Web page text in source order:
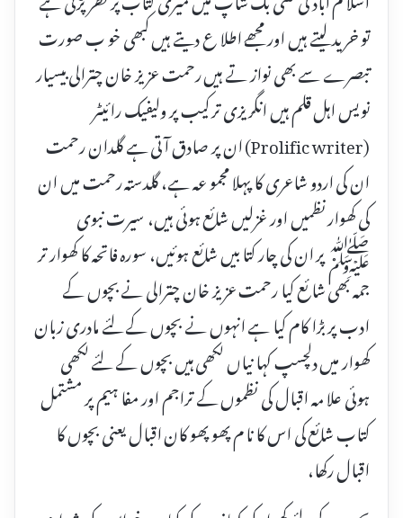
تو خرید لیتے ہیں اور مجھے اطلا ع دیتے ہیں کبھی خو ب صورت
تبصرے سے بھی نواز تے ہیں رحمت عزیز خان چترالی بیسیار
نویس اہل قلم ہیں انگریزی تر کیب پر ولیفیک رائیٹر
(Prolific writer) ان پر صادق آتی ہے گلدان رحمت
ان کی اردو شاعری کا پہلا مجمو عہ ہے، گلدستہ رحمت میں ان
کی کھوار نظمیں اور غزلیں شائع ہوئی ہیں، سیرت نبوی
ﷺ پر ان کی چار کتا بیں شائع ہوئیں، سورہ فاتحہ کا کھوار تر
جمہ بھی شا ئع کیا رحمت عزیز خان چترالی نے بچوں کے
ادب پر بڑا کام کیا ہے انہوں نے بچوں کے لئے مادری زبان
کھوار میں دلچسپ کہا نیاں لکھی ہیں بچوں کے لئے لکھی
ہوئی علا مہ اقبال کی نظموں کے تراجم اور مفا ہیم پر مشتمل
کتاب شائع کی اس کا نا م پھو پھو کان اقبال یعنی بچوں کا
اقبال رکھا،